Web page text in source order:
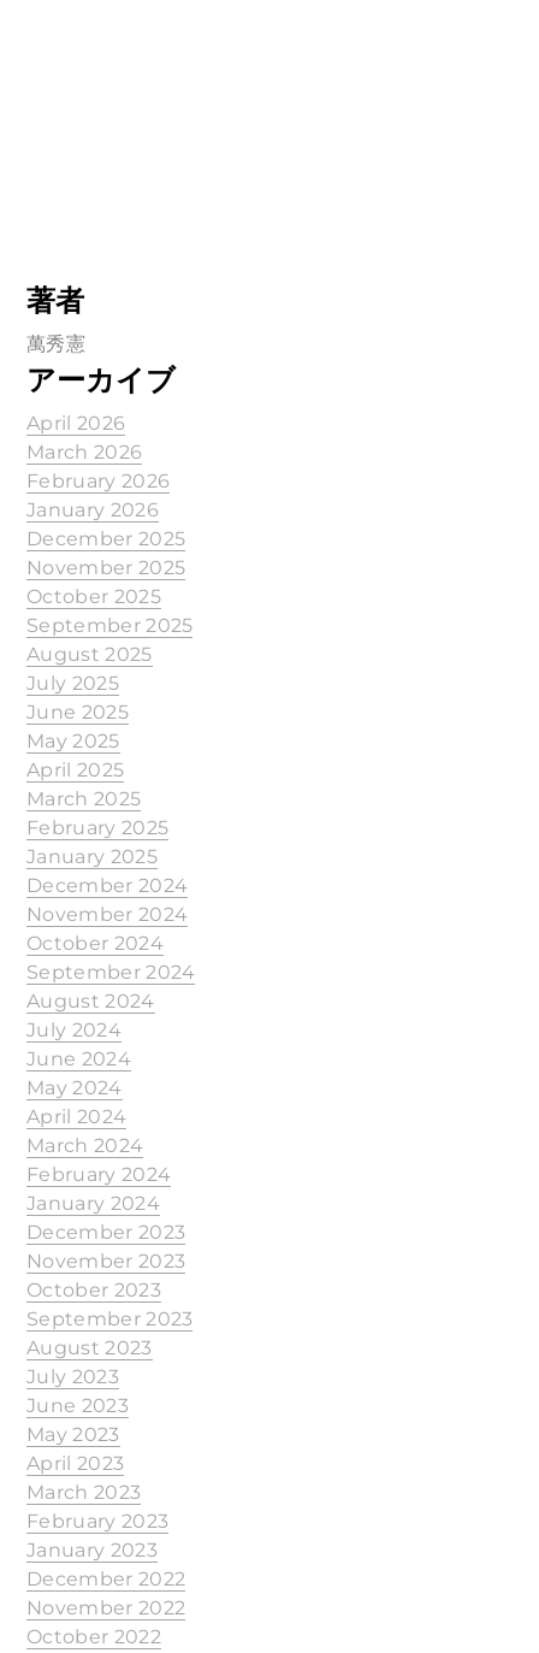
著者
萬秀憲
アーカイブ
April 2026
March 2026
February 2026
January 2026
December 2025
November 2025
October 2025
September 2025
August 2025
July 2025
June 2025
May 2025
April 2025
March 2025
February 2025
January 2025
December 2024
November 2024
October 2024
September 2024
August 2024
July 2024
June 2024
May 2024
April 2024
March 2024
February 2024
January 2024
December 2023
November 2023
October 2023
September 2023
August 2023
July 2023
June 2023
May 2023
April 2023
March 2023
February 2023
January 2023
December 2022
November 2022
October 2022